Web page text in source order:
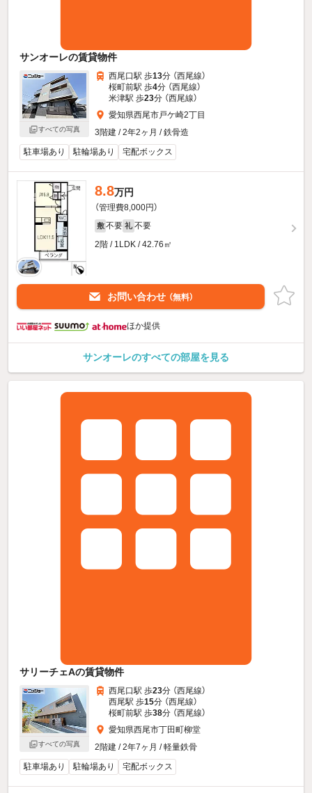
サンオーレの賃貸物件
すべての写真
西尾口駅 歩13分 （西尾線）
桜町前駅 歩4分 （西尾線）
米津駅 歩23分 （西尾線）
愛知県西尾市戸ケ崎2丁目
3階建 / 2年2ヶ月 / 鉄骨造
駐車場あり
駐輪場あり 宅配ボックス
8.8万円
（管理費8,000円）
敷 不要 礼 不要
2階 / 1LDK / 42.76㎡
お問い合わせ （無料）
ほか提供
サンオーレのすべての部屋を見る
サリーチェAの賃貸物件
すべての写真
西尾口駅 歩23分 （西尾線）
西尾駅 歩15分 （西尾線）
桜町前駅 歩38分 （西尾線）
愛知県西尾市丁田町柳堂
2階建 / 2年7ヶ月 / 軽量鉄骨
駐車場あり
駐輪場あり 宅配ボックス